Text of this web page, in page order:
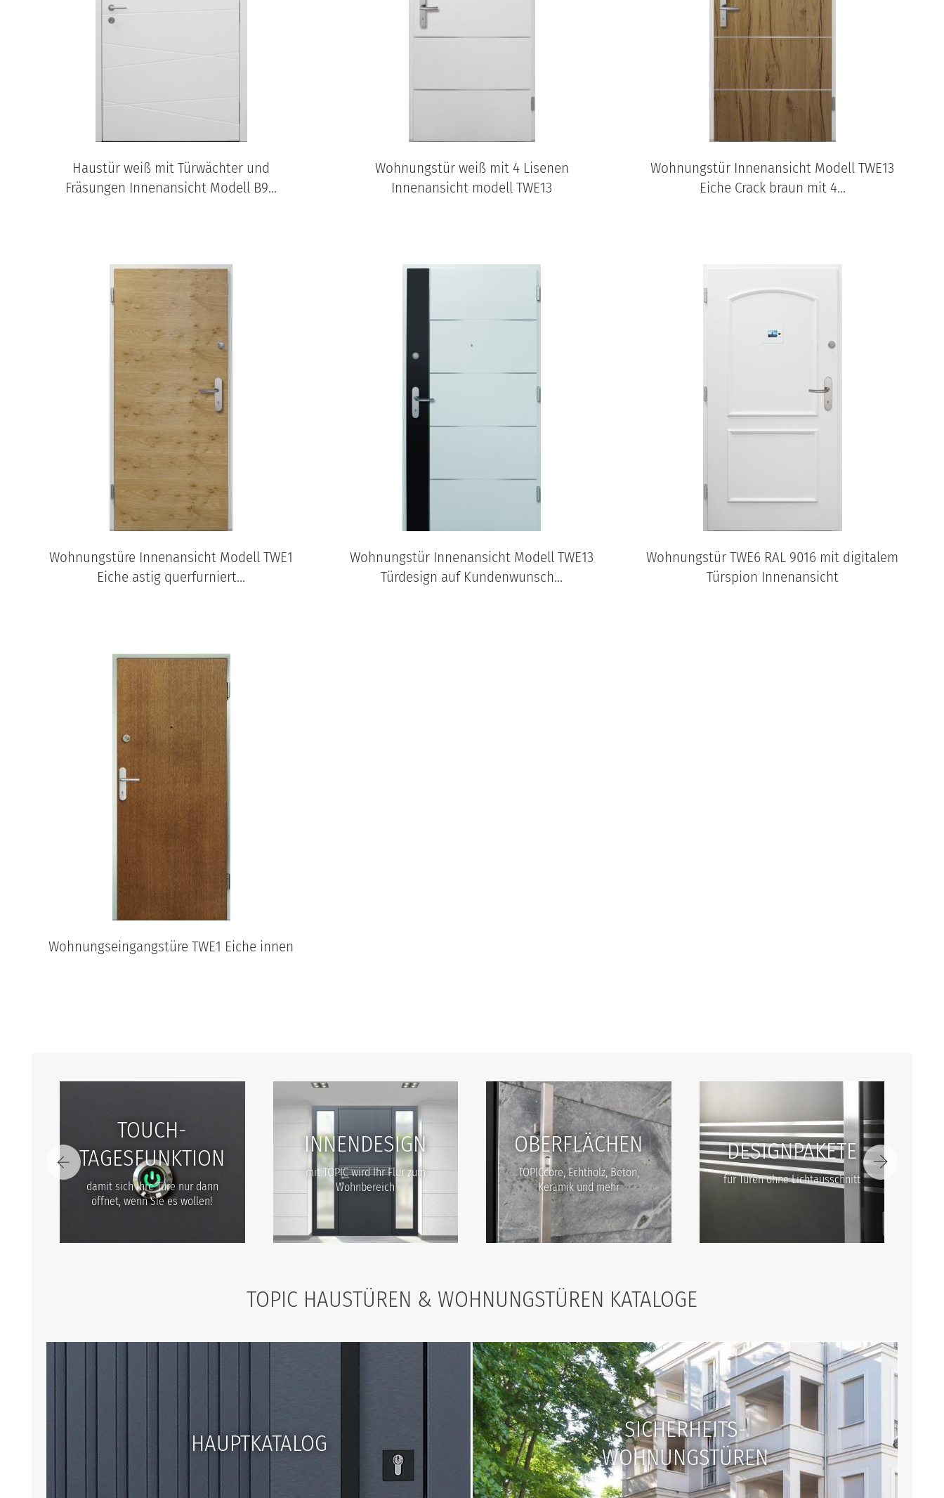
Haustür weiß mit Türwächter und
Fräsungen Innenansicht Modell B9...
Wohnungstür weiß mit 4 Lisenen
Innenansicht modell TWE13
Wohnungstür Innenansicht Modell TWE13
Eiche Crack braun mit 4...
Wohnungstüre Innenansicht Modell TWE1
Eiche astig querfurniert...
Wohnungstür Innenansicht Modell TWE13
Türdesign auf Kundenwunsch...
Wohnungstür TWE6 RAL 9016 mit digitalem
Türspion Innenansicht
Wohnungseingangstüre TWE1 Eiche innen
TOUCH-
TAGESFUNKTION
damit sich Ihre Türe nur dann
öffnet, wenn Sie es wollen!
INNENDESIGN
mit TOPIC wird Ihr Flur zum
Wohnbereich
OBERFLÄCHEN
TOPICcore, Echtholz, Beton,
Keramik und mehr
DESIGNPAKETE
für Türen ohne Lichtausschnitt
TOPIC HAUSTÜREN & WOHNUNGSTÜREN KATALOGE
HAUPTKATALOG
SICHERHEITS-
WOHNUNGSTÜREN